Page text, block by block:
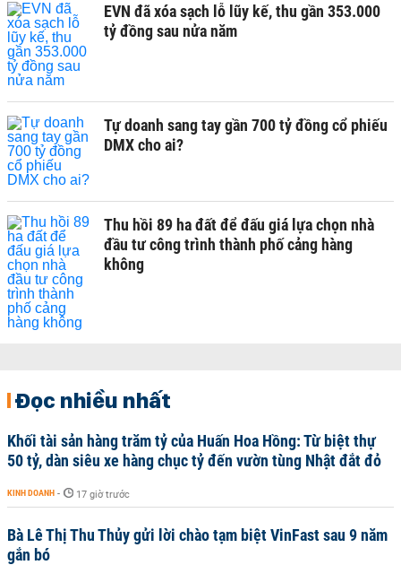
EVN đã xóa sạch lỗ lũy kế, thu gần 353.000
tỷ đồng sau nửa năm
Tự doanh sang tay gần 700 tỷ đồng cổ phiếu
DMX cho ai?
Thu hồi 89 ha đất để đấu giá lựa chọn nhà
đầu tư công trình thành phố cảng hàng
không
Đọc nhiều nhất
Khối tài sản hàng trăm tỷ của Huấn Hoa Hồng: Từ biệt thự
50 tỷ, dàn siêu xe hàng chục tỷ đến vườn tùng Nhật đắt đỏ
KINH DOANH - 17 giờ trước
Bà Lê Thị Thu Thủy gửi lời chào tạm biệt VinFast sau 9 năm
gắn bó